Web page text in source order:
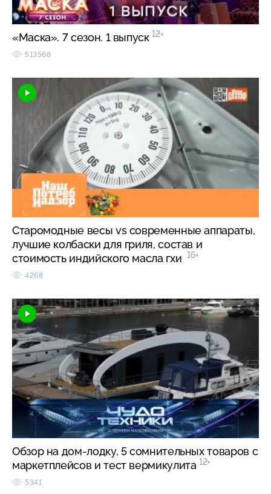
«Маска». 7 сезон. 1 выпуск 12+
513568
Старомодные весы vs современные аппараты,
лучшие колбаски для гриля, состав и
стоимость индийского масла гхи 16+
4268
Обзор на дом-лодку, 5 сомнительных товаров с
маркетплейсов и тест вермикулита 12+
5341